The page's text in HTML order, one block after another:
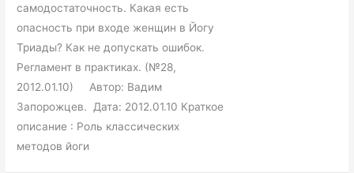
самодостаточность. Какая есть
опасность при входе женщин в Йогу
Триады? Как не допускать ошибок.
Регламент в практиках. (№28,
2012.01.10) Автор: Вадим
Запорожцев. Дата: 2012.01.10 Краткое
описание : Роль классических
методов йоги